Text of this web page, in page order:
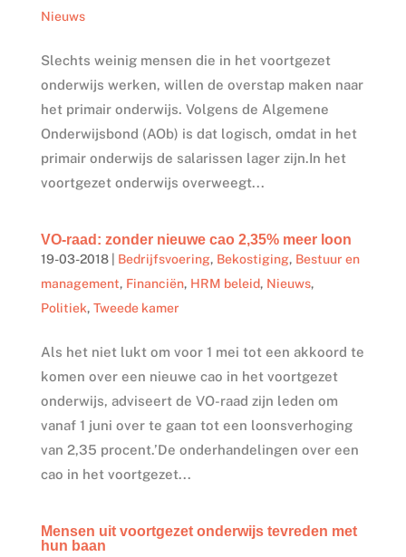
Nieuws
Slechts weinig mensen die in het voortgezet
onderwijs werken, willen de overstap maken naar
het primair onderwijs. Volgens de Algemene
Onderwijsbond (AOb) is dat logisch, omdat in het
primair onderwijs de salarissen lager zijn.In het
voortgezet onderwijs overweegt...
VO-raad: zonder nieuwe cao 2,35% meer loon
19-03-2018| Bedrijfsvoering, Bekostiging, Bestuur en
management, Financiën, HRM beleid, Nieuws,
Politiek, Tweede kamer
Als het niet lukt om voor 1 mei tot een akkoord te
komen over een nieuwe cao in het voortgezet
onderwijs, adviseert de VO-raad zijn leden om
vanaf 1 juni over te gaan tot een loonsverhoging
van 2,35 procent.’De onderhandelingen over een
cao in het voortgezet...
Mensen uit voortgezet onderwijs tevreden met
hun baan